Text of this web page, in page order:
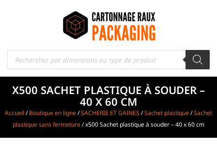
X500 SACHET PLASTIQUE À SOUDER –
40 X 60 CM
Accueil /Boutique en ligne/SACHERIE ET GAINES /Sachet plastique/Sachet
plastique sans fermeture/ x500 Sachet plastique à souder – 40 x 60 cm